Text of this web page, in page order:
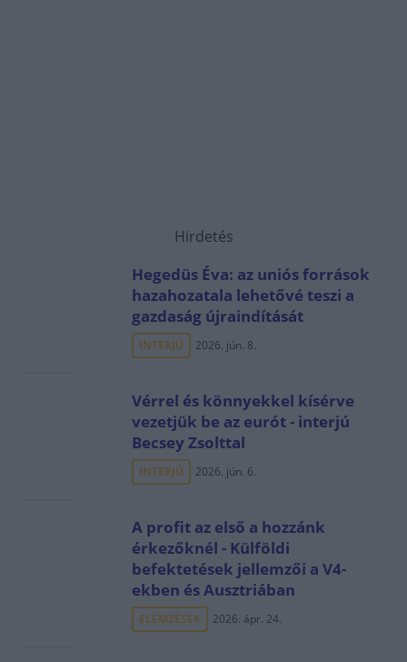
Hirdetés
Hegedüs Éva: az uniós források
hazahozatala lehetővé teszi a
gazdaság újraindítását
INTERJÚ 2026. jún. 8.
Vérrel és könnyekkel kísérve
vezetjük be az eurót - interjú
Becsey Zsolttal
INTERJÚ 2026. jún. 6.
A profit az első a hozzánk
érkezőknél - Külföldi
befektetések jellemzői a V4-
ekben és Ausztriában
ELEMZÉSEK 2026. ápr. 24.